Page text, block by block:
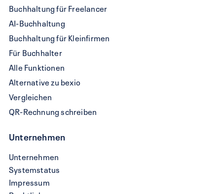
Buchhaltung für Freelancer
AI-Buchhaltung
Buchhaltung für Kleinfirmen
Für Buchhalter
Alle Funktionen
Alternative zu bexio
Vergleichen
QR-Rechnung schreiben
Unternehmen
Unternehmen
Systemstatus
Impressum